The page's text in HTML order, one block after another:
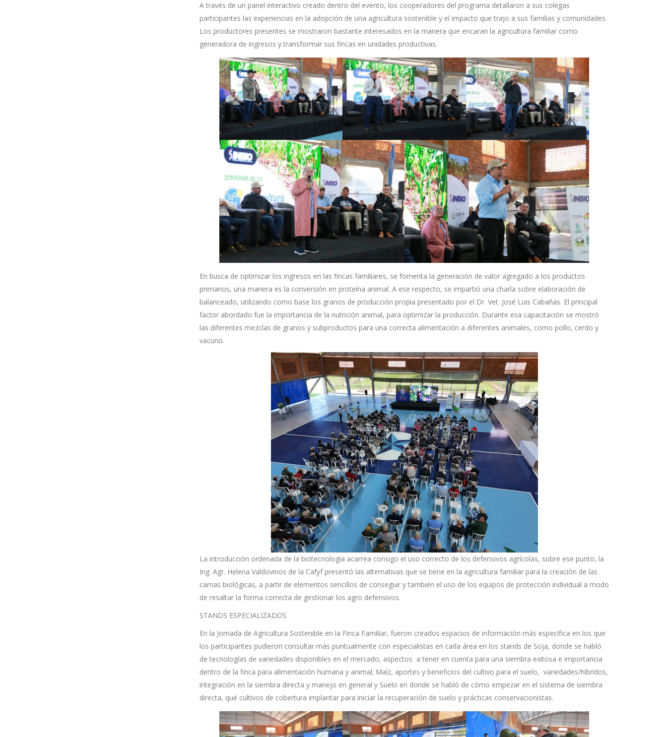
A través de un panel interactivo creado dentro del evento, los cooperadores del programa detallaron a sus colegas
participantes las experiencias en la adopción de una agricultura sostenible y el impacto que trajo a sus familias y comunidades.
Los productores presentes se mostraron bastante interesados en la manera que encaran la agricultura familiar como
generadora de ingresos y transformar sus fincas en unidades productivas.
En busca de optimizar los ingresos en las fincas familiares, se fomenta la generación de valor agregado a los productos
primarios, una manera es la conversión en proteína animal. A ese respecto, se impartió una charla sobre elaboración de
balanceado, utilizando como base los granos de producción propia presentado por el Dr. Vet. José Luis Cabañas. El principal
factor abordado fue la importancia de la nutrición animal, para optimizar la producción. Durante esa capacitación se mostró
las diferentes mezclas de granos y subproductos para una correcta alimentación a diferentes animales, como pollo, cerdo y
vacuno.
La introducción ordenada de la biotecnología acarrea consigo el uso correcto de los defensivos agrícolas, sobre ese punto, la
Ing. Agr. Helena Valdovinos de la Cafyf presentó las alternativas que se tiene en la agricultura familiar para la creación de las
camas biológicas, a partir de elementos sencillos de conseguir y también el uso de los equipos de protección individual a modo
de resaltar la forma correcta de gestionar los agro defensivos.
STANDS ESPECIALIZADOS
En la Jornada de Agricultura Sostenible en la Finca Familiar, fueron creados espacios de información más específica en los que
los participantes pudieron consultar más puntualmente con especialistas en cada área en los stands de Soja, donde se habló
de tecnologías de variedades disponibles en el mercado, aspectos a tener en cuenta para una siembra exitosa e importancia
dentro de la finca para alimentación humana y animal; Maíz, aportes y beneficios del cultivo para el suelo, variedades/híbridos,
integración en la siembra directa y manejo en general y Suelo en donde se habló de cómo empezar en el sistema de siembra
directa, qué cultivos de cobertura implantar para iniciar la recuperación de suelo y prácticas conservacionistas.